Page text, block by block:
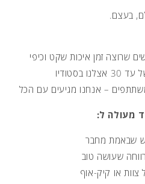
בעצם.
בסטודיו
מעולה ל:
שבאמת מחבר
שעושה טוב
צוות או קיק-אוף